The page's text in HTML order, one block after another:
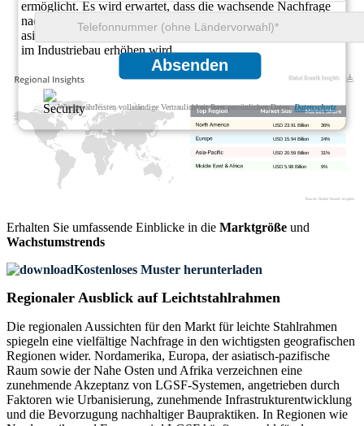
Absenden
Wir gewährleisten vollständige Vertraulichkeit Ihrer persönlichen Daten.Datenschutz
ermöglicht. Es wird erwartet, dass die wachsende Nachfrage
nach Lagerhäusern und Logistikzentren, insbesondere im
asiatisch-pazifischen Raum und in Europa, den Anteil von LGSF
im Industriebau erhöhen wird.
9%
USD 5.98 Billion
31%
USD 20.59 Billion
24%
USD 15.94 Billion
36%
USD 23.91 Billion
Erhalten Sie umfassende Einblicke in die Marktgröße und
Wachstumstrends
Kostenloses Muster herunterladen
Regionaler Ausblick auf Leichtstahlrahmen
Die regionalen Aussichten für den Markt für leichte Stahlrahmen
spiegeln eine vielfältige Nachfrage in den wichtigsten geografischen
Regionen wider. Nordamerika, Europa, der asiatisch-pazifische
Raum sowie der Nahe Osten und Afrika verzeichnen eine
zunehmende Akzeptanz von LGSF-Systemen, angetrieben durch
Faktoren wie Urbanisierung, zunehmende Infrastrukturentwicklung
und die Bevorzugung nachhaltiger Baupraktiken. In Regionen wie